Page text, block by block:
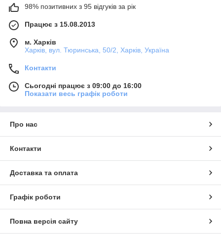
98% позитивних з 95 відгуків за рік
Працює з 15.08.2013
м. Харків
Харків, вул. Тюринська, 50/2, Харків, Україна
Контакти
Сьогодні працює з 09:00 до 16:00
Показати весь графік роботи
Про нас
Контакти
Доставка та оплата
Графік роботи
Повна версія сайту